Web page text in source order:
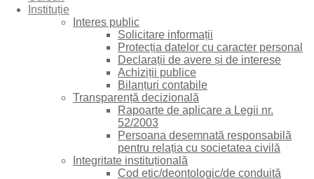
Instituție
Interes public
Solicitare informații
Protecția datelor cu caracter personal
Declarații de avere și de interese
Achiziții publice
Bilanțuri contabile
Transparență decizională
Rapoarte de aplicare a Legii nr.
52/2003
Persoana desemnată responsabilă
pentru relația cu societatea civilă
Integritate instituțională
Cod etic/deontologic/de conduită